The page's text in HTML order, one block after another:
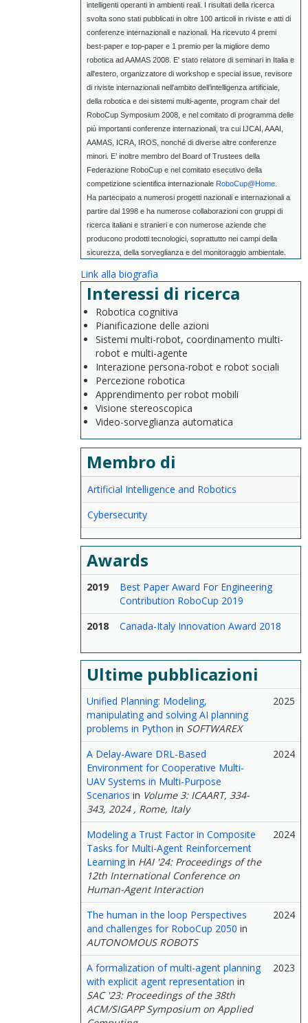
intelligenti operanti in ambienti reali. I risultati della ricerca
svolta sono stati pubblicati in oltre 100 articoli in riviste e atti di
conferenze internazionali e nazionali. Ha ricevuto 4 premi
best-paper e top-paper e 1 premio per la migliore demo
robotica ad AAMAS 2008. E' stato relatore di seminari in Italia e
all'estero, organizzatore di workshop e special issue, revisore
di riviste internazionali nell'ambito dell’intelligenza artificiale,
della robotica e dei sistemi multi-agente, program chair del
RoboCup Symposium 2008, e nel comitato di programma delle
più importanti conferenze internazionali, tra cui IJCAI, AAAI,
AAMAS, ICRA, IROS, nonché di diverse altre conferenze
minori. E’ inoltre membro del Board of Trustees della
Federazione RoboCup e nel comitato esecutivo della
competizione scientifica internazionale RoboCup@Home
Ha partecipato a numerosi progetti nazionali e internazionali a
partire dal 1998 e ha numerose collaborazioni con gruppi di
ricerca italiani e stranieri e con numerose aziende che
producono prodotti tecnologici, soprattutto nei campi della
sicurezza, della sorveglianza e del monitoraggio ambientale.
Link alla biografia
Interessi di ricerca
Robotica cognitiva
Pianificazione delle azioni
Sistemi multi-robot, coordinamento multi-
robot e multi-agente
Interazione persona-robot e robot sociali
Percezione robotica
Apprendimento per robot mobili
Visione stereoscopica
Video-sorveglianza automatica
Membro di
Artificial Intelligence and Robotics
Cybersecurity
Awards
2019
Best Paper Award For Engineering
Contribution RoboCup 2019
2018
Canada-Italy Innovation Award 2018
Ultime pubblicazioni
Unified Planning: Modeling,
manipulating and solving AI planning
problems in Python in SOFTWAREX
2025
A Delay-Aware DRL-Based
Environment for Cooperative Multi-
UAV Systems in Multi-Purpose
Scenarios in Volume 3: ICAART, 334-
343, 2024 , Rome, Italy
2024
Modeling a Trust Factor in Composite
Tasks for Multi-Agent Reinforcement
Learningin HAI '24: Proceedings of the
12th International Conference on
Human-Agent Interaction
2024
The human in the loop Perspectives
and challenges for RoboCup 2050 in
AUTONOMOUS ROBOTS
2024
A formalization of multi-agent planning
with explicit agent representation in
SAC '23: Proceedings of the 38th
ACM/SIGAPP Symposium on Applied
2023